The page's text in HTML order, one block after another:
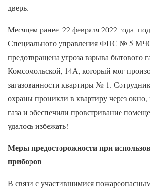
дверь.
Месяцем ранее, 22 февраля 2022 года,
Специального управления ФПС № 5
предотвращена угроза взрыва бытового
Комсомольской, 14А, который мог
загазованности квартиры № 1.
охраны проникли в квартиру через
газа и обеспечили проветривание
удалось избежать!
Меры предосторожности при
приборов
В связи с участившимися